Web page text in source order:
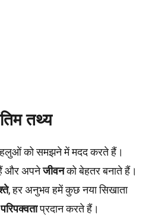
तथ्य
को समझने में मदद करते हैं।
और अपनेजीवनको बेहतर बनाते हैं।
, हर अनुभव हमें कुछ नया सिखाता
परिपक्वताप्रदान करते हैं।